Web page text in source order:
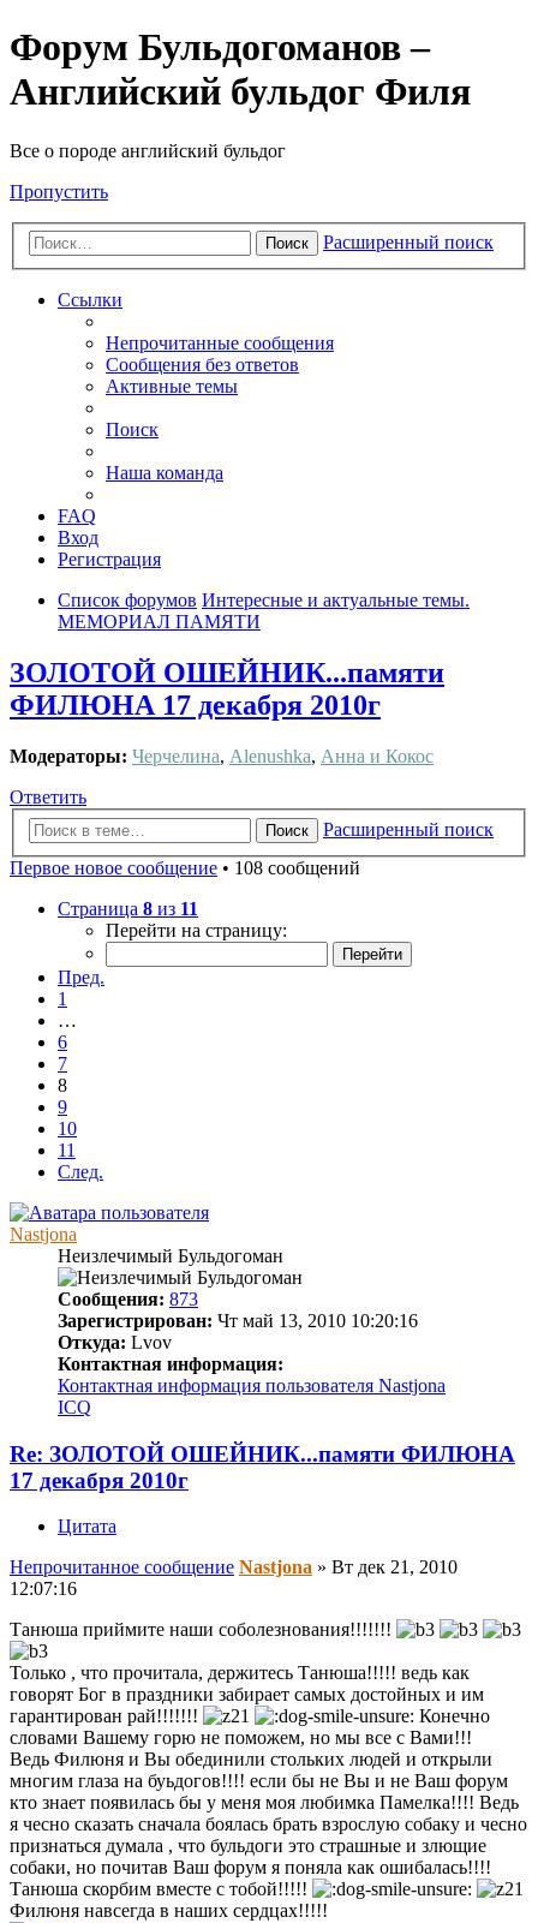
Форум Бульдогоманов –
Английский бульдог Филя
Все о породе английский бульдог
Пропустить
Поиск Расширенный поиск
Ссылки
Непрочитанные сообщения
Сообщения без ответов
Активные темы
Поиск
Наша команда
FAQ
Вход
Регистрация
Список форумов Интересные и актуальные темы.
МЕМОРИАЛ ПАМЯТИ
ЗОЛОТОЙ ОШЕЙНИК...памяти
ФИЛЮНА 17 декабря 2010г
Модераторы: Черчелина, Alenushka, Анна и Кокос
Ответить
Поиск
Расширенный поиск
Первое новое сообщение • 108 сообщений
Страница 8 из 11
Перейти на страницу:
Пред.
1
…
6
7
8
9
10
11
След.
Nastjona
Неизлечимый Бульдогоман
Сообщения: 873
Зарегистрирован: Чт май 13, 2010 10:20:16
Откуда: Lvov
Контактная информация:
Контактная информация пользователя Nastjona
ICQ
Re: ЗОЛОТОЙ ОШЕЙНИК...памяти ФИЛЮНА
17 декабря 2010г
Цитата
Непрочитанное сообщение Nastjona » Вт дек 21, 2010
12:07:16
Танюша приймите наши соболезнования!!!!!!!
Только , что прочитала, держитесь Танюша!!!!! ведь как
говорят Бог в праздники забирает самых достойных и им
гарантирован рай!!!!!!!
Конечно
словами Вашему горю не поможем, но мы все с Вами!!!
Ведь Филюня и Вы обединили стольких людей и открыли
многим глаза на буьдогов!!!! если бы не Вы и не Ваш форум
кто знает появилась бы у меня моя любимка Памелка!!!! Ведь
я чесно сказать сначала боялась брать взрослую собаку и чесно
признаться думала , что бульдоги это страшные и злющие
собаки, но почитав Ваш форум я поняла как ошибалась!!!!
Танюша скорбим вместе с тобой!!!!!
Филюня навсегда в наших сердцах!!!!!